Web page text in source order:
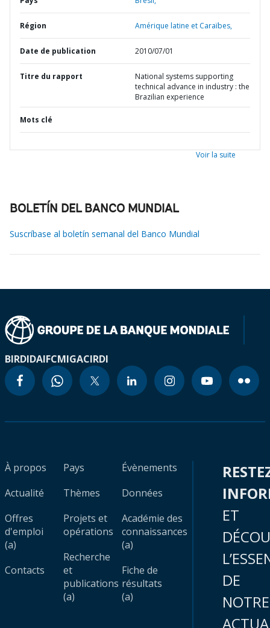
Région Amérique latine et Caraïbes,
Date de publication 2010/07/01
Titre du rapport
National systems supporting
technical advance in industry : the
Brazilian experience
Mots clé
Voir la suite
BOLETÍN DEL BANCO MUNDIAL
Suscríbase al boletín semanal del Banco Mundial
BIRDIDAIFCMIGACIRDI
À propos
Actualité
Offres
d'emploi
(a)
Contacts
Pays
Thèmes
Projets et
opérations
Recherche
et
publications
(a)
Évènements
Données
Académie des
connaissances
(a)
Fiche de
résultats
(a)
ET
DE
NOTRE